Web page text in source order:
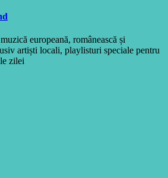
europeană, românească și
artiști locali, playlisturi speciale pentru
zilei